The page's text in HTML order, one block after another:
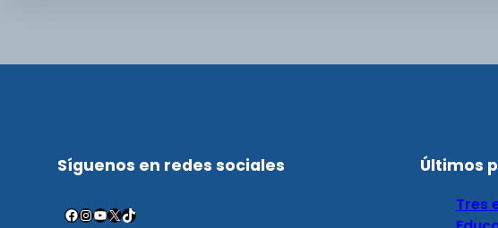
Síguenos en redes sociales Últimos
Tres